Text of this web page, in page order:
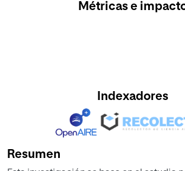
Métricas e
Indexadores
Resumen